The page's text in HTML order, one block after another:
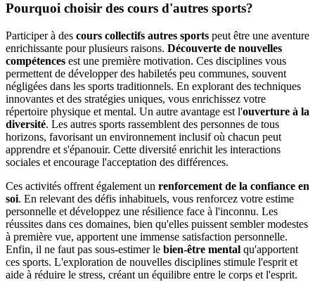
Pourquoi choisir des cours d'autres sports?
Participer à des cours collectifs autres sports peut être une aventure
enrichissante pour plusieurs raisons. Découverte de nouvelles
compétences est une première motivation. Ces disciplines vous
permettent de développer des habiletés peu communes, souvent
négligées dans les sports traditionnels. En explorant des techniques
innovantes et des stratégies uniques, vous enrichissez votre
répertoire physique et mental. Un autre avantage est l'ouverture à la
diversité. Les autres sports rassemblent des personnes de tous
horizons, favorisant un environnement inclusif où chacun peut
apprendre et s'épanouir. Cette diversité enrichit les interactions
sociales et encourage l'acceptation des différences.
Ces activités offrent également un renforcement de la confiance en
soi. En relevant des défis inhabituels, vous renforcez votre estime
personnelle et développez une résilience face à l'inconnu. Les
réussites dans ces domaines, bien qu'elles puissent sembler modestes
à première vue, apportent une immense satisfaction personnelle.
Enfin, il ne faut pas sous-estimer le bien-être mental qu'apportent
ces sports. L'exploration de nouvelles disciplines stimule l'esprit et
aide à réduire le stress, créant un équilibre entre le corps et l'esprit.